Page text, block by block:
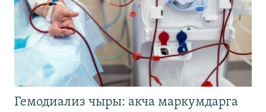
Гемодиализ чыры: акча маркумдарга